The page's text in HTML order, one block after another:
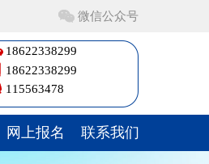
微信公众号
18622338299
18622338299
115563478
网上报名 联系我们